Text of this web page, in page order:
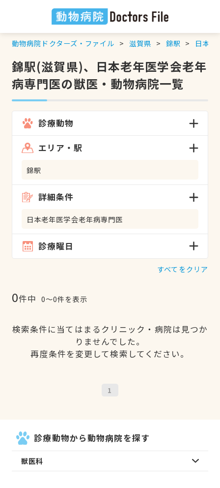
動物病院ドクターズ・ファイル 滋賀県 錦駅 日本
錦駅(滋賀県)、日本老年医学会老年
病専門医の獣医・動物病院一覧
診療動物
エリア・駅
錦駅
詳細条件
日本老年医学会老年病専門医
診療曜日
すべてをクリア
0件中 0〜0件を表示
検索条件に当てはまるクリニック・病院は見つか
りませんでした。
再度条件を変更して検索してください。
1
診療動物から動物病院を探す
獣医科